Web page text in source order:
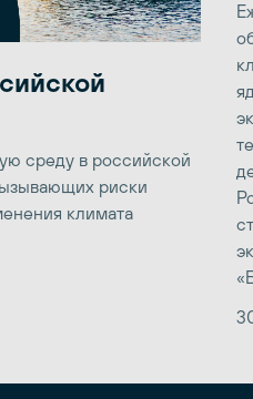
среду в российской
риски
климата